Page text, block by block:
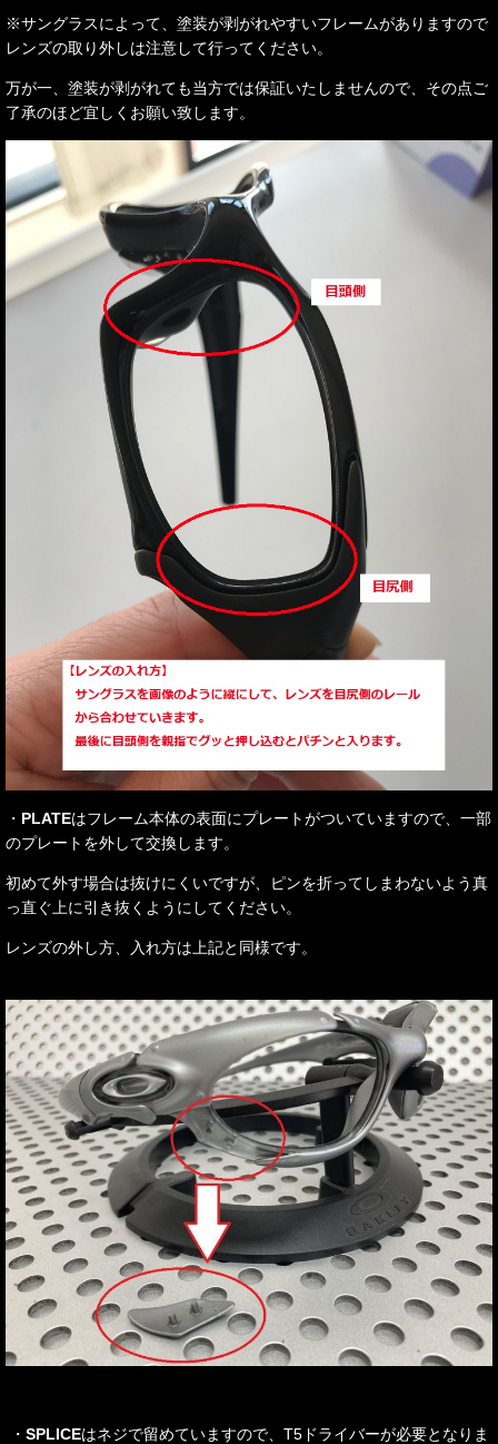
※サングラスによって、塗装が剥がれやすいフレームがありますので
レンズの取り外しは注意して行ってください。
万が一、塗装が剥がれても当方では保証いたしませんので、その点ご
了承のほど宜しくお願い致します。
・ PLATEはフレーム本体の表面にプレートがついていますので、一部
のプレートを外して交換します。
初めて外す場合は抜けにくいですが、ピンを折ってしまわないよう真
っ直ぐ上に引き抜くようにしてください。
レンズの外し方、入れ方は上記と同様です。
・ SPLICEはネジで留めていますので、T5ドライバーが必要となりま